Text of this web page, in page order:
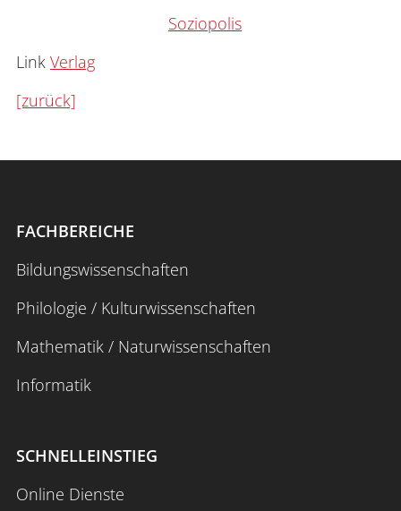
Soziopolis
Link Verlag
[zurück]
FACHBEREICHE
Bildungswissenschaften
Philologie / Kulturwissenschaften
Mathematik / Naturwissenschaften
Informatik
SCHNELLEINSTIEG
Online Dienste